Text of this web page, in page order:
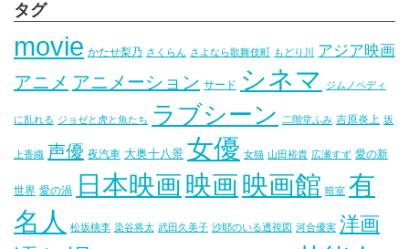
タグ
movie かたせ梨乃 さくらん さよなら歌舞伎町 もどり川 アジア映画
アニメ アニメーション サード シネマ ジムノペディ
に乱れる ジョゼと虎と魚たち ラブシーン 二階堂ふみ 吉原炎上 坂
上香織 声優 夜汽車 大奥十八景 女優 女猫 山田裕貴 広瀬すず 愛の新
世界 愛の渦 日本映画映画映画館 暗室 有
名人
松坂桃李 染谷将太 武田久美子 沙耶のいる透視図 河合優実 洋画